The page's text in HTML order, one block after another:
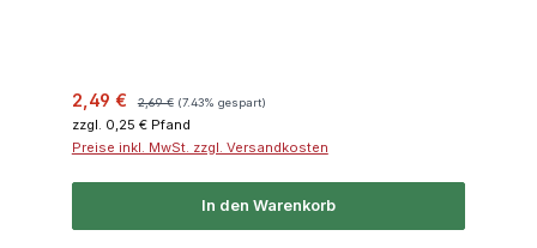
Verkaufspreis:
2,49 € 2,69 € (7.43% gespart)
zzgl. 0,25 € Pfand
Preise inkl. MwSt. zzgl. Versandkosten
In den Warenkorb